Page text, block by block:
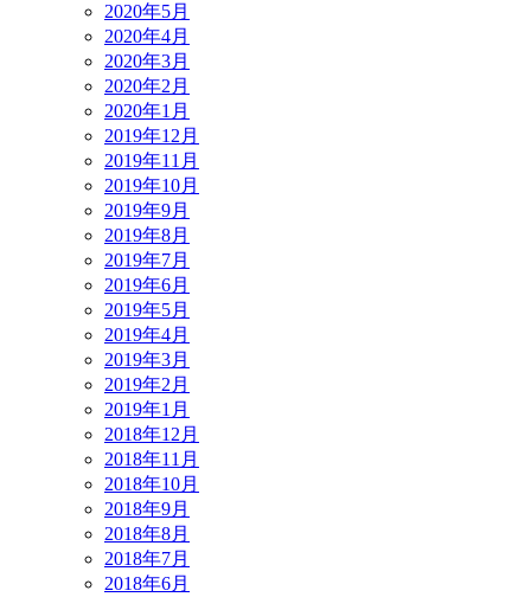
2020年5月
2020年4月
2020年3月
2020年2月
2020年1月
2019年12月
2019年11月
2019年10月
2019年9月
2019年8月
2019年7月
2019年6月
2019年5月
2019年4月
2019年3月
2019年2月
2019年1月
2018年12月
2018年11月
2018年10月
2018年9月
2018年8月
2018年7月
2018年6月